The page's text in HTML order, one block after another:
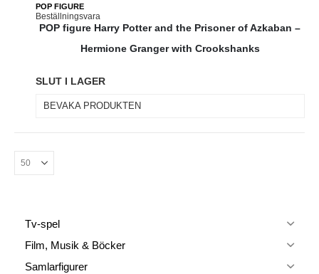
POP FIGURE
Beställningsvara
POP figure Harry Potter and the Prisoner of Azkaban –
Hermione Granger with Crookshanks
SLUT I LAGER
BEVAKA PRODUKTEN
Tv-spel
Film, Musik & Böcker
Samlarfigurer